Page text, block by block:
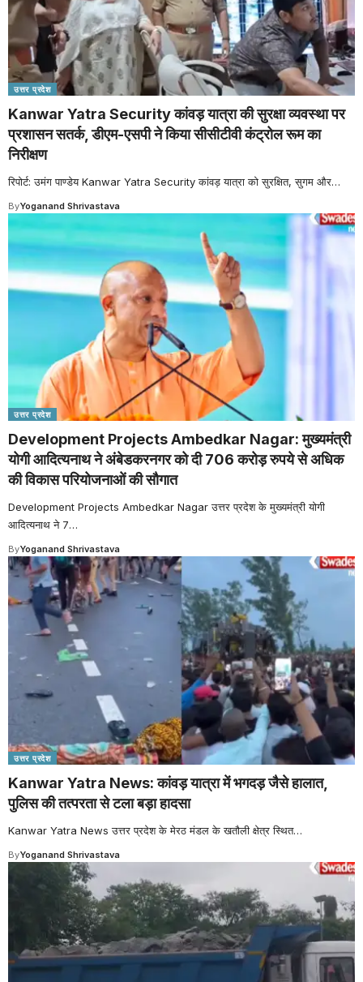
उत्तर प्रदेश
Kanwar Yatra Security कांवड़ यात्रा की सुरक्षा व्यवस्था पर
प्रशासन सतर्क, डीएम-एसपी ने किया सीसीटीवी कंट्रोल रूम का
निरीक्षण
रिपोर्ट: उमंग पाण्डेय Kanwar Yatra Security कांवड़ यात्रा को सुरक्षित, सुगम और…
ByYoganand Shrivastava
उत्तर प्रदेश
Development Projects Ambedkar Nagar: मुख्यमंत्री
योगी आदित्यनाथ ने अंबेडकरनगर को दी 706 करोड़ रुपये से अधिक
की विकास परियोजनाओं की सौगात
Development Projects Ambedkar Nagar उत्तर प्रदेश के मुख्यमंत्री योगी
आदित्यनाथ ने 7…
ByYoganand Shrivastava
उत्तर प्रदेश
Kanwar Yatra News: कांवड़ यात्रा में भगदड़ जैसे हालात,
पुलिस की तत्परता से टला बड़ा हादसा
Kanwar Yatra News उत्तर प्रदेश के मेरठ मंडल के खतौली क्षेत्र स्थित…
ByYoganand Shrivastava